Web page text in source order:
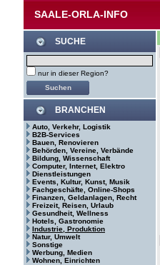
SAALE-ORLA-INFO
SUCHE
nur in dieser Region?
BRANCHEN
Auto, Verkehr, Logistik
B2B-Services
Bauen, Renovieren
Behörden, Vereine, Verbände
Bildung, Wissenschaft
Computer, Internet, Elektro
Dienstleistungen
Events, Kultur, Kunst, Musik
Fachgeschäfte, Online-Shops
Finanzen, Geldanlagen, Recht
Freizeit, Reisen, Urlaub
Gesundheit, Wellness
Hotels, Gastronomie
Industrie, Produktion
Natur, Umwelt
Sonstige
Werbung, Medien
Wohnen, Einrichten